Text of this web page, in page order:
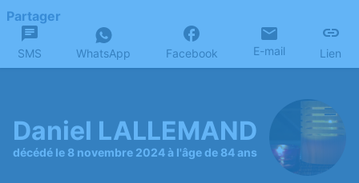
Partager
SMS WhatsApp Facebook E-mail Lien
Daniel LALLEMAND
décédé le 8 novembre 2024 à l'âge de 84 ans